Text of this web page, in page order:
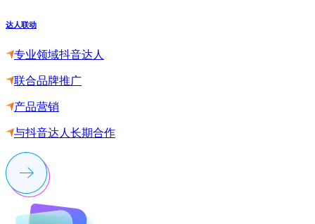
达人联动
专业领域抖音达人
联合品牌推广
产品营销
与抖音达人长期合作